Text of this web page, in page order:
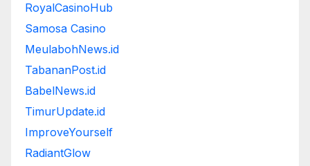
RoyalCasinoHub
Samosa Casino
MeulabohNews.id
TabananPost.id
BabelNews.id
TimurUpdate.id
ImproveYourself
RadiantGlow